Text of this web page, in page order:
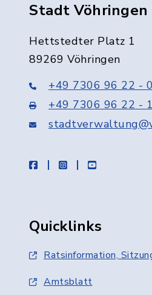
Stadt Vöhringen
Hettstedter Platz 1
89269 Vöhringen
+49 7306 96 22 - 0
+49 7306 96 22 -
facebookinstagramyoutube
Quicklinks
Ratsinformation,
Amtsblatt